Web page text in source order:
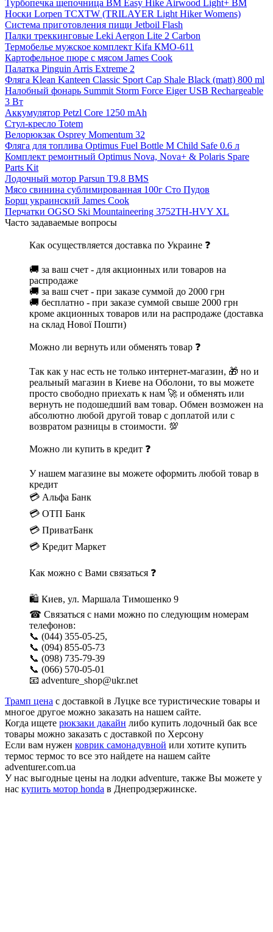
Турбопечка щепочница BM Easy Hike Airwood Light+ BM
Носки Lorpen TCXTW (TRILAYER Light Hiker Womens)
Система приготовления пищи Jetboil Flash
Палки треккинговые Leki Aergon Lite 2 Carbon
Термобелье мужское комплект Kifa КМО-611
Картофельное пюре с мясом James Cook
Палатка Pinguin Arris Extreme 2
Фляга Klean Kanteen Classic Sport Cap Shale Black (matt) 800 ml
Налобный фонарь Summit Storm Force Eiger USB Rechargeable
3 Вт
Аккумулятор Petzl Core 1250 mAh
Стул-кресло Totem
Велорюкзак Osprey Momentum 32
Фляга для топлива Optimus Fuel Bottle M Child Safe 0.6 л
Комплект ремонтный Optimus Nova, Nova+ & Polaris Spare
Parts Kit
Лодочный мотор Parsun T9.8 BMS
Мясо свинина сублимированная 100г Сто Пудов
Борщ украинский James Cook
Перчатки OGSO Ski Mountaineering 3752TH-HVY XL
Часто задаваемые вопросы
Как осуществляется доставка по Украине ❓
🚚 за ваш счет - для акционных или товаров на
распродаже
🚚 за ваш счет - при заказе суммой до 2000 грн
🚚 бесплатно - при заказе суммой свыше 2000 грн
кроме акционных товаров или на распродаже (доставка
на склад Нової Пошти)
Можно ли вернуть или обменять товар ❓
Так как у нас есть не только интернет-магазин, 🎁 но и
реальный магазин в Киеве на Оболони, то вы можете
просто свободно приехать к нам 🚀 и обменять или
вернуть не подошедший вам товар. Обмен возможен на
абсолютно любой другой товар с доплатой или с
возвратом разницы в стоимости. 💯
Можно ли купить в кредит ❓
У нашем магазине вы можете оформить любой товар в
кредит
💳 Альфа Банк
💳 ОТП Банк
💳 ПриватБанк
💳 Кредит Маркет
Как можно с Вами связаться ❓
🛍 Киев, ул. Маршала Тимошенко 9
☎ Связаться с нами можно по следующим номерам
телефонов:
📞 (044) 355-05-25,
📞 (094) 855-05-73
📞 (098) 735-79-39
📞 (066) 570-05-01
📧 adventure_shop@ukr.net
Трамп цена с доставкой в Луцке все туристические товары и
многое другое можно заказать на нашем сайте.
Когда ищете рюкзаки дакайн либо купить лодочный бак все
товары можно заказать с доставкой по Херсону
Если вам нужен коврик самонадувной или хотите купить
термос термос то все это найдете на нашем сайте
adventurer.com.ua
У нас выгодные цены на лодки adventure, также Вы можете у
нас купить мотор honda в Днепродзержинске.